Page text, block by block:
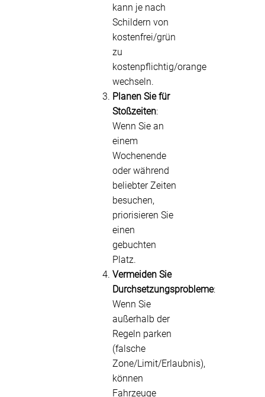
kann je nach
Schildern von
kostenfrei/grün
zu
kostenpflichtig/orange
wechseln.
Planen Sie für
Stoßzeiten:
Wenn Sie an
einem
Wochenende
oder während
beliebter Zeiten
besuchen,
priorisieren Sie
einen
gebuchten
Platz.
Vermeiden Sie
Durchsetzungsprobleme:
Wenn Sie
außerhalb der
Regeln parken
(falsche
Zone/Limit/Erlaubnis),
können
Fahrzeuge